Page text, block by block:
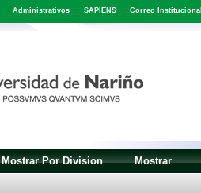
Administrativos SAPIENS Correo
Mostrar Por Division Mostrar